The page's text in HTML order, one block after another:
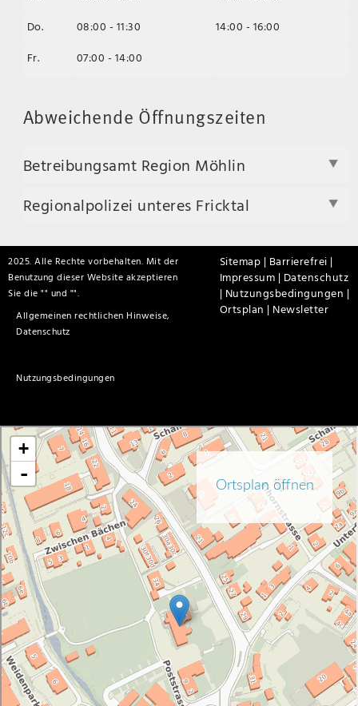
Do.
08:00 - 11:30
14:00 - 16:00
Fr.
07:00 - 14:00
Abweichende Öffnungszeiten
Betreibungsamt Region Möhlin
Regionalpolizei unteres Fricktal
2025. Alle Rechte vorbehalten. Mit der
Benutzung dieser Website akzeptieren
Sie die "
Allgemeinen rechtlichen Hinweise,
Datenschutz
" und "
Nutzungsbedingungen
".
Sitemap | Barrierefrei |
Impressum | Datenschutz
| Nutzungsbedingungen |
Ortsplan | Newsletter